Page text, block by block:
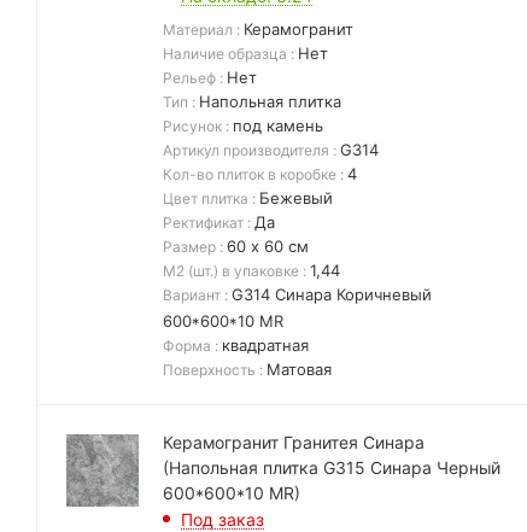
Материал : Керамогранит
Наличие образца : Нет
Рельеф : Нет
Тип : Напольная плитка
Рисунок : под камень
Артикул производителя : G314
Кол-во плиток в коробке : 4
Цвет плитка : Бежевый
Ректификат : Да
Размер : 60 х 60 см
М2 (шт.) в упаковке : 1,44
Вариант : G314 Синара Коричневый
600*600*10 MR
Форма : квадратная
Поверхность : Матовая
Керамогранит Гранитея Синара
(Напольная плитка G315 Синара Черный
600*600*10 MR)
Под заказ